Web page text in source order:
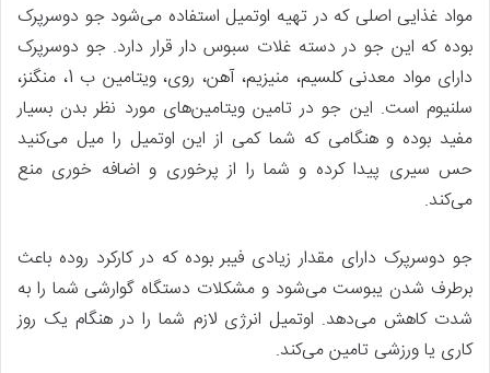
مواد غذایی اصلی که در تهیه اوتمیل استفاده می‌شود جو دوسرپرک
بوده که این جو در دسته غلات سبوس دار قرار دارد. جو دوسرپرک
دارای مواد معدنی کلسیم، منیزیم، آهن، روی، ویتامین ب 1، منگنز،
سلنیوم است. این جو در تامین ویتامین‌های مورد نظر بدن بسیار
مفید بوده و هنگامی که شما کمی از این اوتمیل را میل می‌کنید
حس سیری پیدا کرده و شما را از پرخوری و اضافه خوری منع
می‌کند.
جو دوسرپرک دارای مقدار زیادی فیبر بوده که در کارکرد روده باعث
برطرف شدن یبوست می‌شود و مشکلات دستگاه گوارشی شما را به
‌شدت کاهش می‌دهد. اوتمیل انرژی لازم شما را در هنگام یک روز
کاری یا ورزشی تامین می‌کند.